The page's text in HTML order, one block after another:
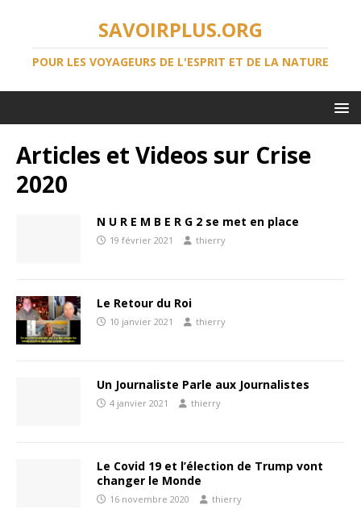
SAVOIRPLUS.ORG
POUR LES VOYAGEURS DE L'ESPRIT ET DE LA NATURE
Articles et Videos sur Crise
2020
N U R E M B E R G 2 se met en place
19 février 2021 thierry
Le Retour du Roi
10 janvier 2021 thierry
Un Journaliste Parle aux Journalistes
4 janvier 2021 thierry
Le Covid 19 et l’élection de Trump vont
changer le Monde
16 novembre 2020 thierry